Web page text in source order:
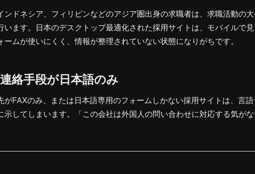
ンドネシア、フィリピンなどのアジア圏出身の求職者は、求職活動の
います。日本のデスクトップ最適化された採用サイトは、モバイルで
ームが使いにくく、情報が整理されていない状態になりがちです。
絡手段が日本語のみ
がFAXのみ、または日本語専用のフォームしかない採用サイトは、言
示してしまいます。「この会社は外国人の問い合わせに対応する気が